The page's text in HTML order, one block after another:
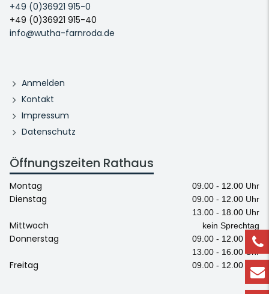
+49 (0)36921 915-0
+49 (0)36921 915-40
info@wutha-farnroda.de
Anmelden
Kontakt
Impressum
Datenschutz
Öffnungszeiten Rathaus
Montag 09.00 - 12.00 Uhr
Dienstag
09.00 - 12.00 Uhr
13.00 - 18.00 Uhr
Mittwoch kein Sprechtag
Donnerstag
09.00 - 12.00 Uhr
13.00 - 16.00 Uhr
Freitag 09.00 - 12.00 Uhr